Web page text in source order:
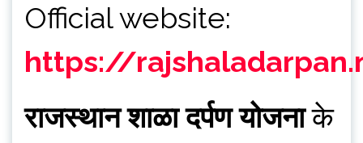
Official website:
https://
राजस्थान शाळा दर्पण योजनाके